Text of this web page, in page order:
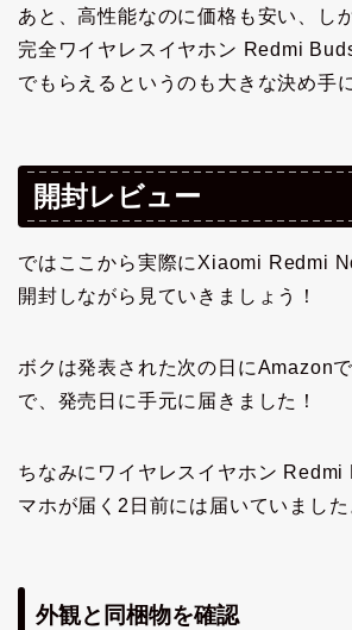
あと、高性能なのに価格も安い、し
完全ワイヤレスイヤホン Redmi
でもらえるというのも大きな決め手
開封レビュー
ではここから実際にXiaomi Redmi
開封しながら見ていきましょう！
ボクは発表された次の日にAmazon
で、発売日に手元に届きました！
ちなみにワイヤレスイヤホン Redmi
マホが届く2日前には届いていました
外観と同梱物を確認